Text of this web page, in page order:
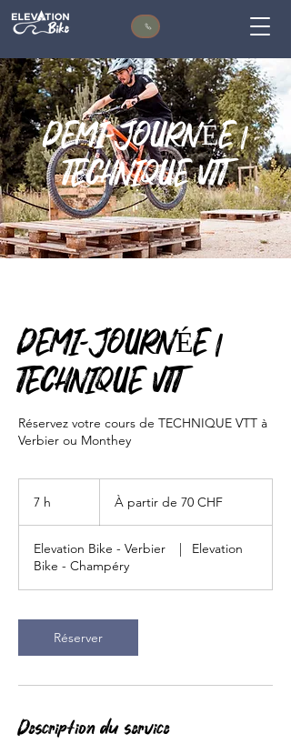
DEMI-JOURNÉE |
TECHNIQUE VTT
DEMI-JOURNÉE |
TECHNIQUE VTT
Réservez votre cours de TECHNIQUE VTT à
Verbier ou Monthey
7 h
partir
francs
À partir de 70 CHF
Elevation Bike - Verbier |
Elevation
Bike - Champéry
Réserver
Description du service